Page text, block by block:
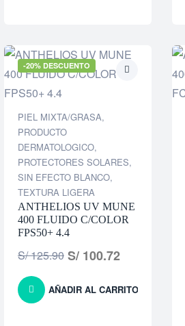
-20% DESCUENTO
PIEL MIXTA/GRASA,
PRODUCTO
DERMATOLOGICO,
PROTECTORES SOLARES,
SIN EFECTO BLANCO,
TEXTURA LIGERA
ANTHELIOS UV MUNE
400 FLUIDO C/COLOR
FPS50+ 4.4
S/125.90 S/ 100.72
AÑADIR AL CARRITO